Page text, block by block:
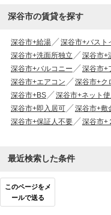
深谷市の賃貸を探す
深谷市+給湯 深谷市+バスト
深谷市+洗面所独立
深谷市+
深谷市+バルコニー
深谷市+
深谷市+エアコン
深谷市+ク
深谷市+BS
深谷市+ネット
深谷市+即入居可
深谷市+敷
深谷市+保証人不要
深谷市+
最近検索した条件
このページをメ
ールで送る